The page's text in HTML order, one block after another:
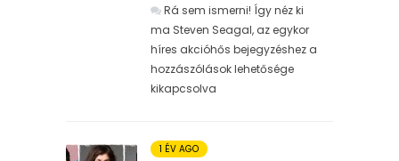
Rá sem ismerni! Így néz ki
ma Steven Seagal, az egykor
híres akcióhős bejegyzéshez a
hozzászólások lehetősége
kikapcsolva
1 ÉV AGO